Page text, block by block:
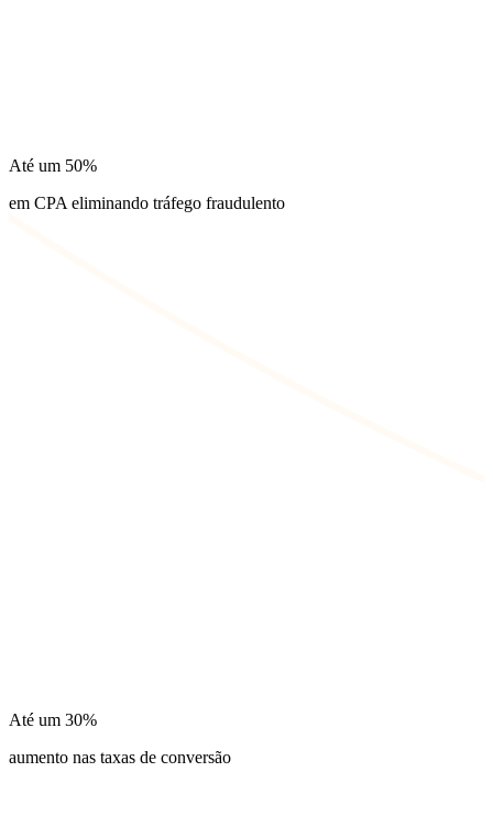
Até um 50%
em CPA eliminando tráfego fraudulento
Até um 30%
aumento nas taxas de conversão